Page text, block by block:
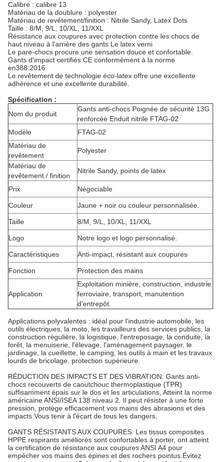
Calibre : calibre 13
Matériau de la doublure : polyester
Matériau de revêtement/finition : Nitrile Sandy, Latex Dots
Taille : 8/M, 9/L, 10/XL, 11/XXL
Résistance aux coupures avec protection contre les chocs de
haut niveau à l'arrière des gants.Le latex verni
Le pare-chocs procure une sensation douce et confortable.
Gants d'impact certifiés CE conformément à la norme
en388:2016.
Le revêtement de technologie éco-latex offre une excellente
adhérence et une excellente durabilité.
Spécification :
Nom du produit
Gants anti-chocs Poignée de sécurité 13G
renforcée Enduit nitrile FTAG-02
Modèle
FTAG-02
Matériau de
revêtement
Polyester
Matériau de
revêtement / finition
Nitrile Sandy, points de latex
Prix Négociable
Couleur Jaune + noir ou couleur personnalisée.
Taille 8/M, 9/L, 10/XL, 11/XXL
Logo Notre logo et logo personnalisé.
Caractéristiques Anti-impact, résistant aux coupures
Fonction Protection des mains
Application
Exploitation minière, construction, industrie
ferroviaire, transport, manutention
d'entrepôt.
Applications polyvalentes : idéal pour l'industrie automobile, les
outils électriques, la moto, les travailleurs des services publics, la
construction régulière, la logistique, l'entreposage, la conduite, la
forêt, la menuiserie, l'élevage, l'aménagement paysager, le
jardinage, la cueillette, le camping, les outils à main et les travaux
lourds de bricolage. protection supérieure.
RÉDUCTION DES IMPACTS ET DES VIBRATION: Gants anti-
chocs recouverts de caoutchouc thermoplastique (TPR)
suffisamment épais sur le dos et les articulations, Atteint la norme
américaine ANSI/ISEA 138 niveau 2. Il peut résister à une forte
pression, protège efficacement vos mains des abrasions et des
impacts.Vous tenir à l'écart de tous les dangers.
GANTS RÉSISTANTS AUX COUPURES: Les tissus composites
HPPE respirants améliorés sont confortables à porter, ont atteint
la certification de résistance aux coupures ANSI A4 pour
empêcher vos mains des épines et des rochers pointus.Évitez